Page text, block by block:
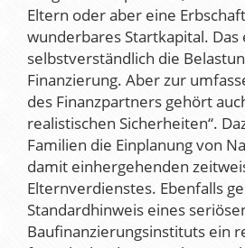
Eltern oder aber eine
wunderbares Startkapital.
selbstverständlich die
Finanzierung. Aber zur
des Finanzpartners gehört
realistischen Sicherheiten“.
Familien die Einplanung von
damit einhergehenden
Elternverdienstes. Ebenfalls
Standardhinweis eines
Baufinanzierungsinstituts ein